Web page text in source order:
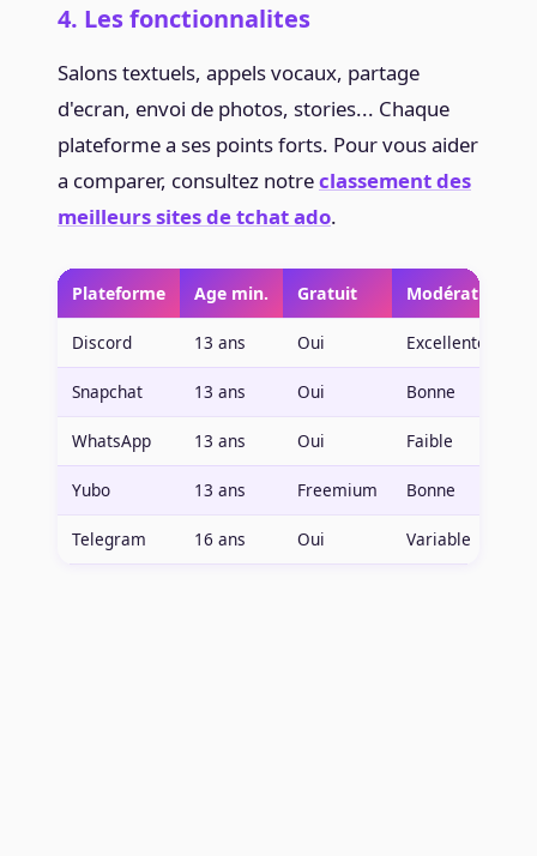
4. Les fonctionnalites
Salons textuels, appels vocaux, partage
d'ecran, envoi de photos, stories... Chaque
plateforme a ses points forts. Pour vous aider
a comparer, consultez notreclassement des
meilleurs sites de tchat ado.
Plateforme Age min. Gratuit Modération
Discord 13 ans Oui Excellente
Snapchat 13 ans Oui Bonne
WhatsApp 13 ans Oui Faible
Yubo 13 ans Freemium Bonne
Telegram 16 ans Oui Variable